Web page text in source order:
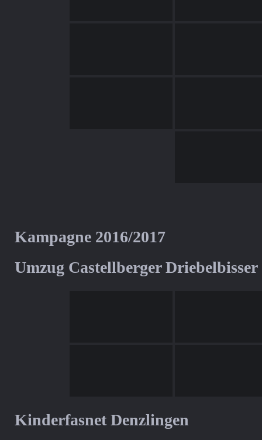
Kampagne 2016/2017
Umzug Castellberger
Kinderfasnet Denzlingen